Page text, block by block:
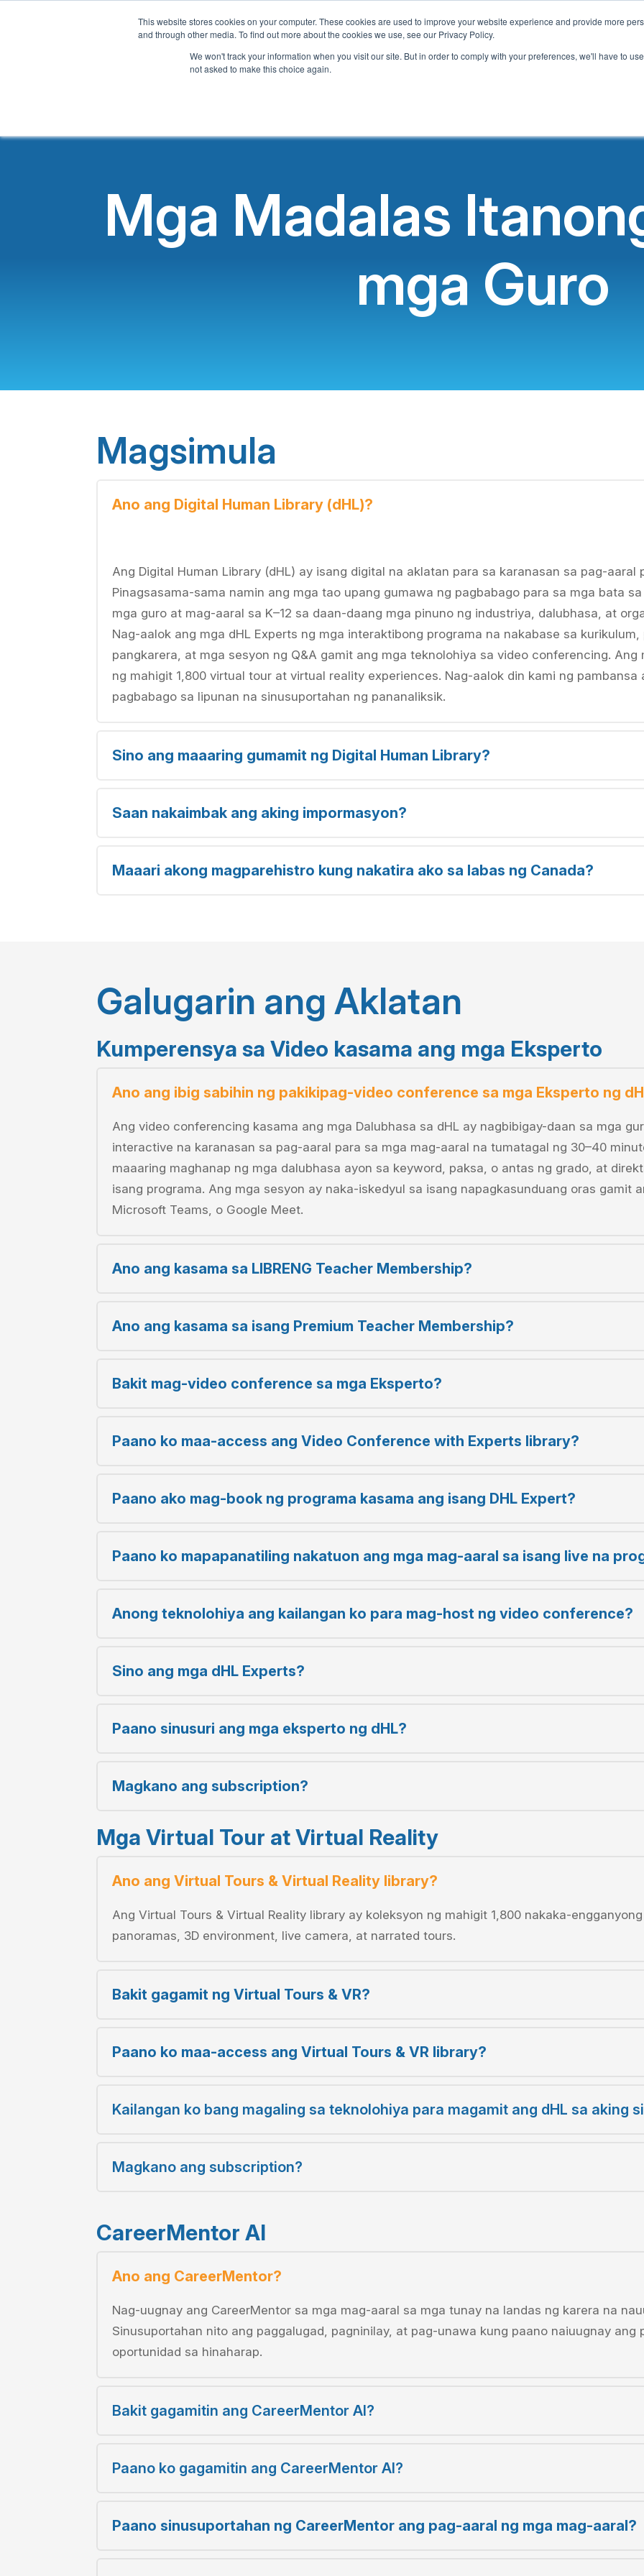
This website stores cookies on your computer. These cookies are used to improve your website experience and provide more
and through other media. To find out more about the cookies we use, see our Privacy Policy.
We won't track your information when you visit our site. But in order to comply with your preferences, we'll have to
not asked to make this choice again.
Tahanan Tungkol sa Amin Ano ang Aming Alok Programa ng
Mga Madalas
mga Guro
Magsimula
Ano ang Digital Human Library (dHL)?
Ang Digital Human Library (dHL) ay isang digital na aklatan para sa karanasan sa pag-aaral
Pinagsasama-sama namin ang mga tao upang gumawa ng pagbabago para sa mga bata
mga guro at mag-aaral sa K–12 sa daan-daang mga pinuno ng industriya, dalubhasa, at
Nag-aalok ang mga dHL Experts ng mga interaktibong programa na nakabase sa
pangkarera, at mga sesyon ng Q&A gamit ang mga teknolohiya sa video conferencing.
ng mahigit 1,800 virtual tour at virtual reality experiences. Nag-aalok din kami ng
pagbabago sa lipunan na sinusuportahan ng pananaliksik.
Sino ang maaaring gumamit ng Digital Human Library?
Saan nakaimbak ang aking impormasyon?
Maaari akong magparehistro kung nakatira ako sa labas ng Canada?
Galugarin ang Aklatan
Kumperensya sa Video kasama ang mga Eksperto
Ano ang ibig sabihin ng pakikipag-video conference sa mga Eksperto ng
Ang video conferencing kasama ang mga Dalubhasa sa dHL ay nagbibigay-daan sa mga
interactive na karanasan sa pag-aaral para sa mga mag-aaral na tumatagal ng 30–40
maaaring maghanap ng mga dalubhasa ayon sa keyword, paksa, o antas ng grado, at
isang programa. Ang mga sesyon ay naka-iskedyul sa isang napagkasunduang oras gamit
Microsoft Teams, o Google Meet.
Ano ang kasama sa LIBRENG Teacher Membership?
Ano ang kasama sa isang Premium Teacher Membership?
Bakit mag-video conference sa mga Eksperto?
Paano ko maa-access ang Video Conference with Experts library?
Paano ako mag-book ng programa kasama ang isang DHL Expert?
Paano ko mapapanatiling nakatuon ang mga mag-aaral sa isang live na
Anong teknolohiya ang kailangan ko para mag-host ng video conference?
Sino ang mga dHL Experts?
Paano sinusuri ang mga eksperto ng dHL?
Magkano ang subscription?
Mga Virtual Tour at Virtual Reality
Ano ang Virtual Tours & Virtual Reality library?
Ang Virtual Tours & Virtual Reality library ay koleksyon ng mahigit 1,800 nakaka-
panoramas, 3D environment, live camera, at narrated tours.
Bakit gagamit ng Virtual Tours & VR?
Paano ko maa-access ang Virtual Tours & VR library?
Kailangan ko bang magaling sa teknolohiya para magamit ang dHL sa aking
Magkano ang subscription?
CareerMentor AI
Ano ang CareerMentor?
Nag-uugnay ang CareerMentor sa mga mag-aaral sa mga tunay na landas ng karera na
Sinusuportahan nito ang paggalugad, pagninilay, at pag-unawa kung paano naiuugnay ang
oportunidad sa hinaharap.
Bakit gagamitin ang CareerMentor AI?
Paano ko gagamitin ang CareerMentor AI?
Paano sinusuportahan ng CareerMentor ang pag-aaral ng mga mag-aaral?